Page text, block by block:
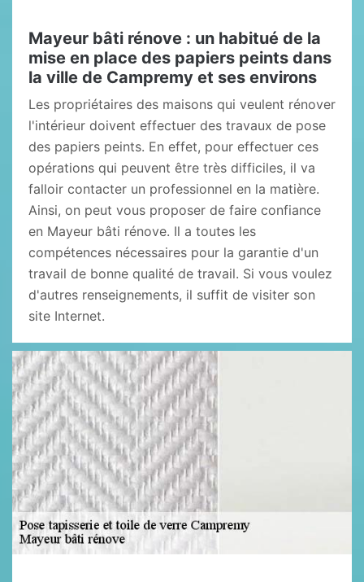
Mayeur bâti rénove : un habitué de la
mise en place des papiers peints dans
la ville de Campremy et ses environs
Les propriétaires des maisons qui veulent rénover
l'intérieur doivent effectuer des travaux de pose
des papiers peints. En effet, pour effectuer ces
opérations qui peuvent être très difficiles, il va
falloir contacter un professionnel en la matière.
Ainsi, on peut vous proposer de faire confiance
en Mayeur bâti rénove. Il a toutes les
compétences nécessaires pour la garantie d'un
travail de bonne qualité de travail. Si vous voulez
d'autres renseignements, il suffit de visiter son
site Internet.